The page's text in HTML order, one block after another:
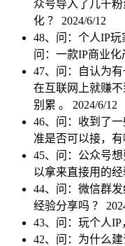
众号导入了几千
化 ？ 2024/6/12
48、问：个人IP
问：一款IP商业化
47、问：自认为
在互联网上就赚
别累 。 2024/6/12
46、问：收到了
准是否可以接，
45、问：公众号
以拿来直接用的经
44、问：微信群
经验分享吗 ？
43、问：玩个人IP
42、问：为什么